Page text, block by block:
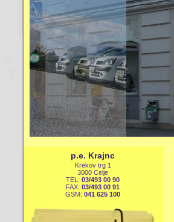
p.e. Krajnc
Krekov trg 1
3000 Celje
TEL:03/493 00 90
FAX:03/493 00 91
GSM:041 625 100